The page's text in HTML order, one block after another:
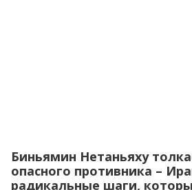
Биньямин Нетаньяху
опасного противника –
радикальные шаги,